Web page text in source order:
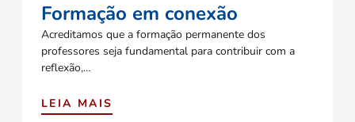
Formação em conexão
Acreditamos que a formação permanente dos
professores seja fundamental para contribuir com a
reflexão,…
LEIA MAIS